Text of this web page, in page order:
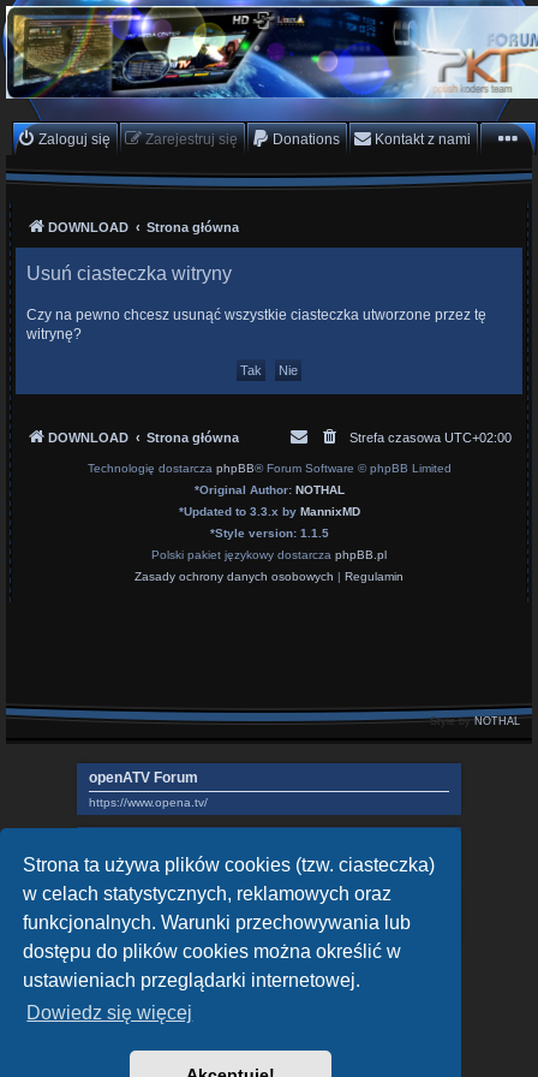
Strona ta używa plików cookies (tzw. ciasteczka)
w celach statystycznych, reklamowych oraz
funkcjonalnych. Warunki przechowywania lub
dostępu do plików cookies można określić w
ustawieniach przeglądarki internetowej.
Dowiedz się więcej
PKTeam - Polish Koders
Team
Hyperion, Enigma, E2, PKT, listy kanałów, oscam
Zaloguj się Zarejestruj się Donations Kontakt z nami
DOWNLOAD Strona główna
Usuń ciasteczka witryny
Czy na pewno chcesz usunąć wszystkie ciasteczka utworzone przez tę
witrynę?
DOWNLOAD Strona główna Strefa czasowa UTC+02:00
Technologię dostarcza phpBB® Forum Software © phpBB Limited
*Original Author: NOTHAL
*Updated to 3.3.x by MannixMD
*Style version: 1.1.5
Polski pakiet językowy dostarcza phpBB.pl
Zasady ochrony danych osobowych | Regulamin
Style byNOTHAL
openATV Forum
https://www.opena.tv/
https://openpli.org
sat-4-all.com
https://sat-4-all.com